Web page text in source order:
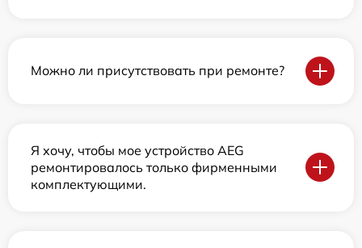
Можно ли присутствовать при ремонте?
Я хочу, чтобы мое устройство AEG
ремонтировалось только фирменными
комплектующими.